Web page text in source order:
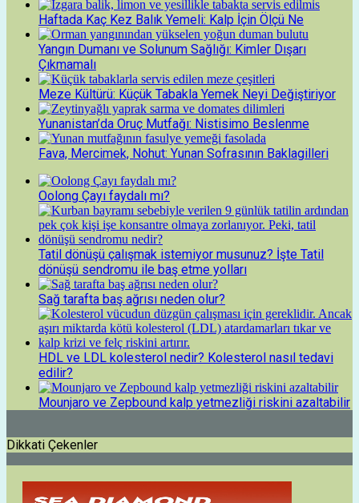
Haftada Kaç Kez Balık Yemeli: Kalp İçin Ölçü Ne
Yangın Dumanı ve Solunum Sağlığı: Kimler Dışarı
Çıkmamalı
Meze Kültürü: Küçük Tabakla Yemek Neyi Değiştiriyor
Yunanistan’da Oruç Mutfağı: Nistisimo Beslenme
Fava, Mercimek, Nohut: Yunan Sofrasının Baklagilleri
Oolong Çayı faydalı mı?
Tatil dönüşü çalışmak istemiyor musunuz? İşte Tatil
dönüşü sendromu ile baş etme yolları
Sağ tarafta baş ağrısı neden olur?
HDL ve LDL kolesterol nedir? Kolesterol nasıl tedavi
edilir?
Mounjaro ve Zepbound kalp yetmezliği riskini azaltabilir
Dikkati Çekenler